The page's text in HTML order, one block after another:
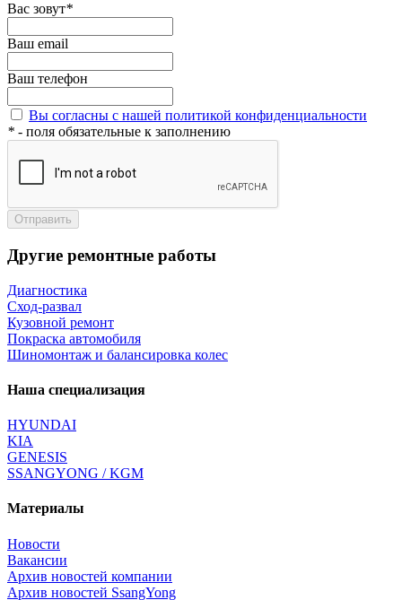
Вас зовут*
Ваш email
Ваш телефон
Вы согласны с нашей политикой конфиденциальности
* - поля обязательные к заполнению
Отправить
Другие ремонтные работы
Диагностика
Сход-развал
Кузовной ремонт
Покраска автомобиля
Шиномонтаж и балансировка колес
Наша специализация
HYUNDAI
KIA
GENESIS
SSANGYONG / KGM
Материалы
Новости
Вакансии
Архив новостей компании
Архив новостей SsangYong